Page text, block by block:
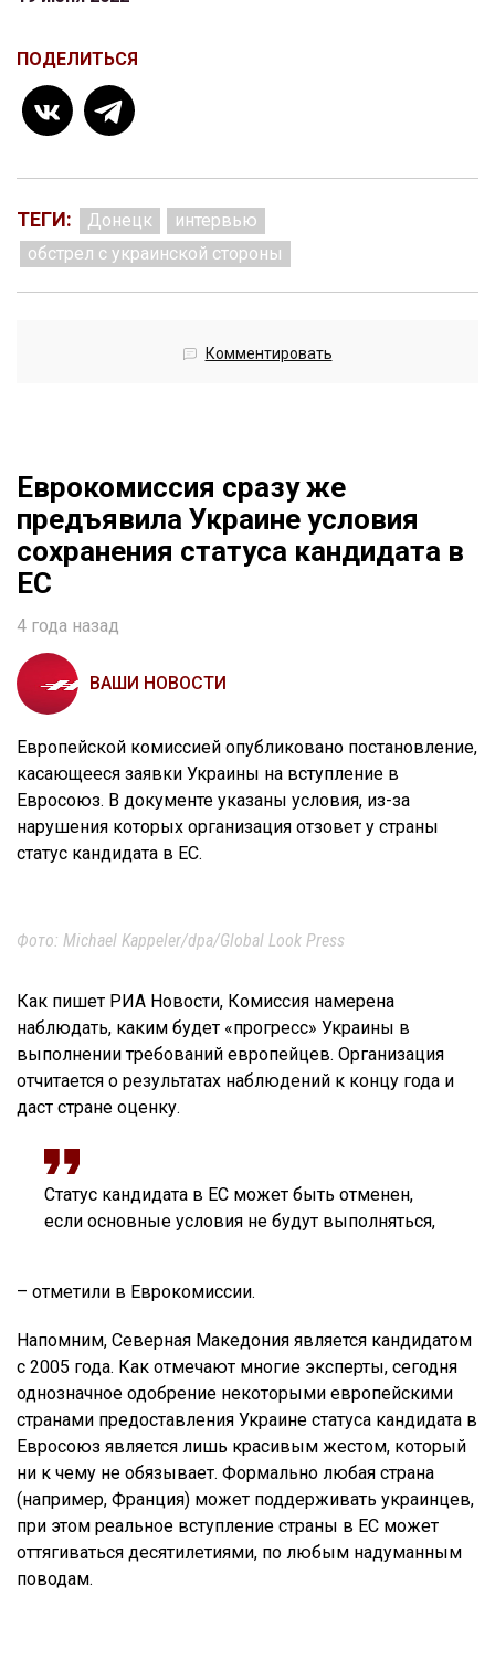
ПОДЕЛИТЬСЯ
ТЕГИ: Донецк
интервью
обстрел с украинской стороны
Комментировать
Еврокомиссия сразу же
предъявила Украине условия
сохранения статуса кандидата в
ЕС
4 года назад
ВАШИ НОВОСТИ
Европейской комиссией опубликовано постановление,
касающееся заявки Украины на вступление в
Евросоюз. В документе указаны условия, из-за
нарушения которых организация отзовет у страны
статус кандидата в ЕС.
Фото: Michael Kappeler/dpa/Global Look Press
Как пишет РИА Новости, Комиссия намерена
наблюдать, каким будет «прогресс» Украины в
выполнении требований европейцев. Организация
отчитается о результатах наблюдений к концу года и
даст стране оценку.
Статус кандидата в ЕС может быть отменен,
если основные условия не будут выполняться,
– отметили в Еврокомиссии.
Напомним, Северная Македония является кандидатом
с 2005 года. Как отмечают многие эксперты, сегодня
однозначное одобрение некоторыми европейскими
странами предоставления Украине статуса кандидата в
Евросоюз является лишь красивым жестом, который
ни к чему не обязывает. Формально любая страна
(например, Франция) может поддерживать украинцев,
при этом реальное вступление страны в ЕС может
оттягиваться десятилетиями, по любым надуманным
поводам.